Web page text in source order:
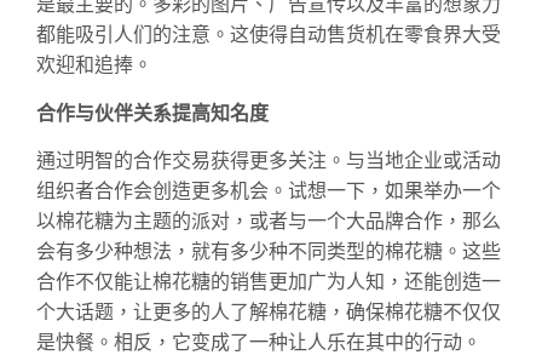
都能吸引人们的注意。这使得自动售货机在零食界大受
欢迎和追捧。
合作与伙伴关系提高知名度
通过明智的合作交易获得更多关注。与当地企业或活动
组织者合作会创造更多机会。试想一下，如果举办一个
以棉花糖为主题的派对，或者与一个大品牌合作，那么
会有多少种想法，就有多少种不同类型的棉花糖。这些
合作不仅能让棉花糖的销售更加广为人知，还能创造一
个大话题，让更多的人了解棉花糖，确保棉花糖不仅仅
是快餐。相反，它变成了一种让人乐在其中的行动。